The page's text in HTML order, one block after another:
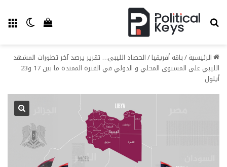
إستعراض بحث عن
الرئيسية/باقة أفريقيا/الحصاد الليبي… تقرير يرصد آخر تطورات المشهد
الليبي على المستوى المحلي و الدولي في الفترة الممتدة ما بين 17 و23
أيلول